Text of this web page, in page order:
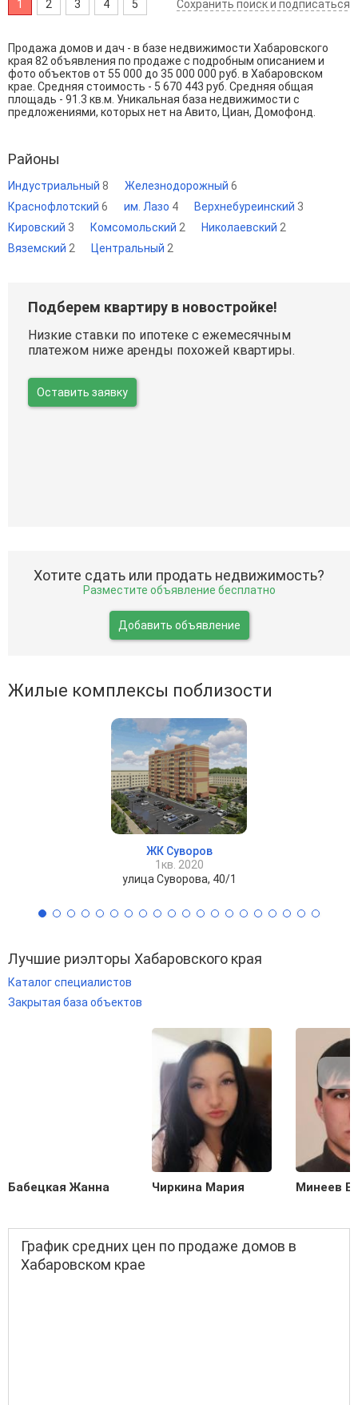
1 2 3 4 5 Сохранить поиск и подписаться
Продажа домов и дач - в базе недвижимости Хабаровского
края 82 объявления по продаже с подробным описанием и
фото объектов от 55 000 до 35 000 000 руб. в Хабаровском
крае. Средняя стоимость - 5 670 443 руб. Средняя общая
площадь - 91.3 кв.м. Уникальная база недвижимости с
предложениями, которых нет на Авито, Циан, Домофонд.
Районы
Индустриальный 8 Железнодорожный 6
Краснофлотский 6 им. Лазо 4 Верхнебуреинский 3
Кировский 3 Комсомольский 2 Николаевский 2
Вяземский 2 Центральный 2
Подберем квартиру в новостройке!
Низкие ставки по ипотеке с ежемесячным
платежом ниже аренды похожей квартиры.
Оставить заявку
Хотите сдать или продать недвижимость?
Разместите объявление бесплатно
Добавить объявление
Жилые комплексы поблизости
ЖК Суворов
1кв. 2020
улица Суворова, 40/1
Лучшие риэлторы Хабаровского края
Каталог специалистов
Закрытая база объектов
Бабецкая Жанна Чиркина Мария Минеев
График средних цен по продаже домов в
Хабаровском крае